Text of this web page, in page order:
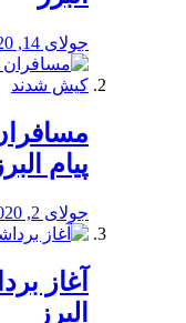
جولای 14, 2020
پیام
جولای 2, 2020
آغاز
البرز